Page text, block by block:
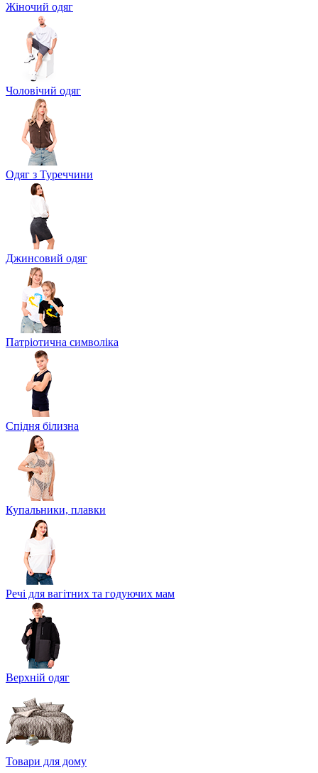
Жіночий одяг
Чоловічий одяг
Одяг з Туреччини
Джинсовий одяг
Патріотична символіка
Спідня білизна
Купальники, плавки
Речі для вагітних та годуючих мам
Верхній одяг
Товари для дому